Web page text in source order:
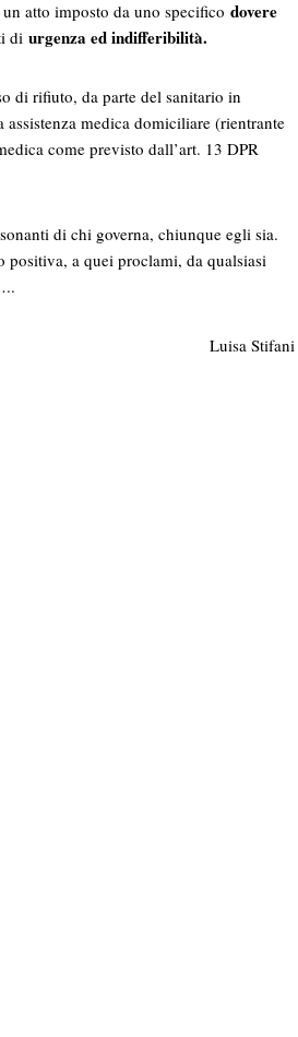
atto imposto da uno specifico dovere
di urgenza ed indifferibilità.
di rifiuto, da parte del sanitario in
medica domiciliare (rientrante
come previsto dall’art. 13 DPR
di chi governa, chiunque egli sia.
positiva, a quei proclami, da qualsiasi
Luisa Stifani